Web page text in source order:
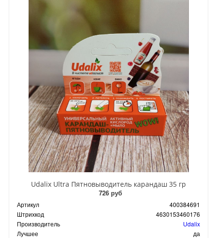
Udalix Ultra Пятновыводитель карандаш 35 гр
726 руб
Артикул
400384691
Штрихкод
4630153460176
Производитель
Udalix
Лучшее
да